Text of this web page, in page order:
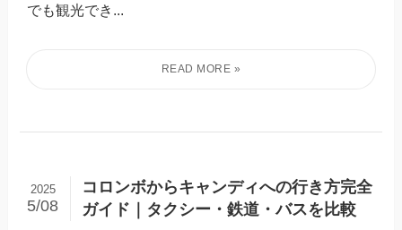
でも観光でき...
コロンボからキャンディへの行き方完全
ガイド｜タクシー・鉄道・バスを比較
2025
5/08